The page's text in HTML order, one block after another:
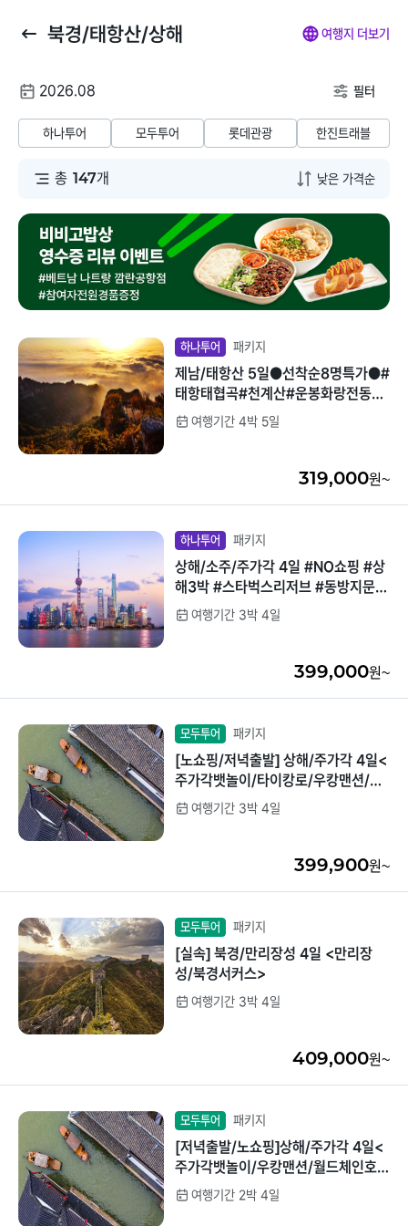
뒤
기
북경/태항산/상해 여행지 더보기
여
짜
2026.08 필터
하나투어 모두투어 롯데관광 한진트래블
총 147개
하나투어 패키지
제남/태항산 5일●선착순8명특가●#
태항태협곡#천계산#운봉화랑전동카
#만선산#광부고성
여행기간 4박 5일
319,000원~
하나투어 패키지
상해/소주/주가각 4일 #NO쇼핑 #상
해3박 #스타벅스리저브 #동방지문 #
우캉루#외탄야경
여행기간 3박 4일
399,000원~
모두투어 패키지
[노쇼핑/저녁출발] 상해/주가각 4일<
주가각뱃놀이/타이캉로/우캉맨션/월
드체인호텔>
여행기간 3박 4일
399,900원~
모두투어 패키지
[실속] 북경/만리장성 4일 <만리장
성/북경서커스>
여행기간 3박 4일
409,000원~
모두투어 패키지
[저녁출발/노쇼핑]상해/주가각 4일<
주가각뱃놀이/우캉맨션/월드체인호텔
> 여행기간 2박 4일
나
전
뉴
기
해외패키지 해외항공+호텔 해외호텔 해외항공
동남아/대만/서남
말레이시아
베트남
인도네시아
필리핀
캄보디아
라오스
브루나이
싱가포르
인도/네팔
괌/사이판/호주/뉴
질랜드
유럽/아프리카
미주/하와이/알래
스카
중국/홍콩/몽골/중
앙아시아